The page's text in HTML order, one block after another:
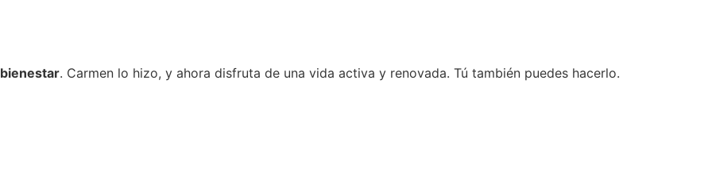
bienestar. Carmen lo hizo, y ahora disfruta de una vida activa y renovada. Tú también puedes hacerlo.